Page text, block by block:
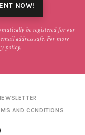
be registered for our
address safe. For more
policy.
AND CONDITIONS